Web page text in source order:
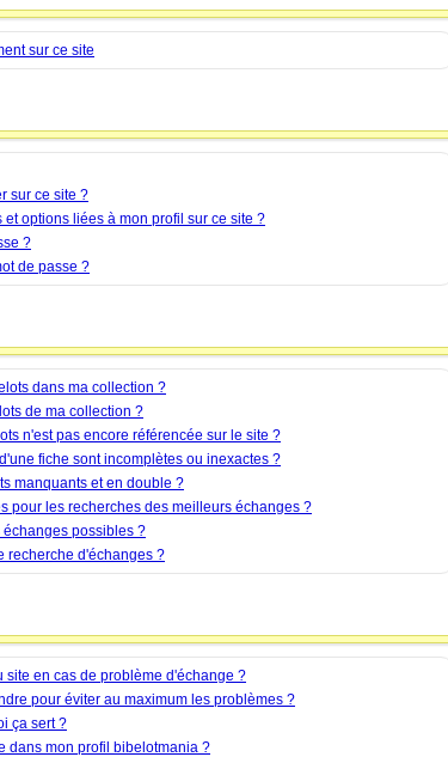
sur ce site
sur ce site ?
options liées à mon profil sur ce site ?
?
de passe ?
dans ma collection ?
de ma collection ?
n'est pas encore référencée sur le site ?
fiche sont incomplètes ou inexactes ?
manquants et en double ?
pour les recherches des meilleurs échanges ?
possibles ?
recherche d'échanges ?
en cas de problème d'échange ?
pour éviter au maximum les problèmes ?
ça sert ?
dans mon profil bibelotmania ?